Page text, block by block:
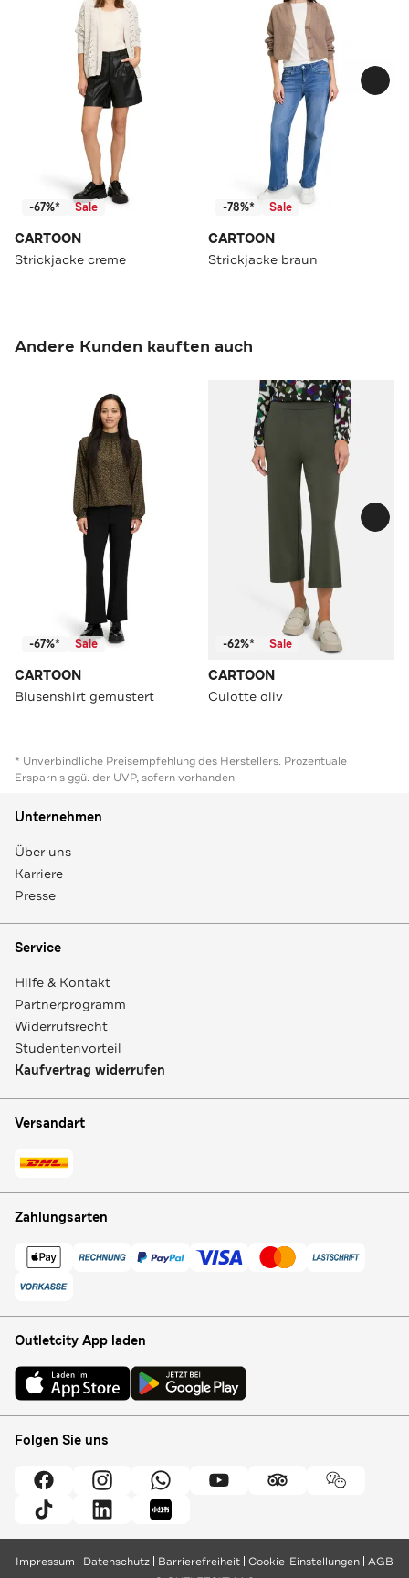
-67%* Sale
CARTOON
Strickjacke creme
-78%* Sale
CARTOON
Strickjacke braun
Andere Kunden kauften auch
-67%* Sale
CARTOON
Blusenshirt gemustert
-62%* Sale
CARTOON
Culotte oliv
* Unverbindliche Preisempfehlung des Herstellers. Prozentuale
Ersparnis ggü. der UVP, sofern vorhanden
Unternehmen
Über uns
Karriere
Presse
Service
Hilfe & Kontakt
Partnerprogramm
Widerrufsrecht
Studentenvorteil
Kaufvertrag widerrufen
Versandart
Zahlungsarten
Outletcity App laden
Folgen Sie uns
Impressum Datenschutz Barrierefreiheit Cookie-Einstellungen AGB